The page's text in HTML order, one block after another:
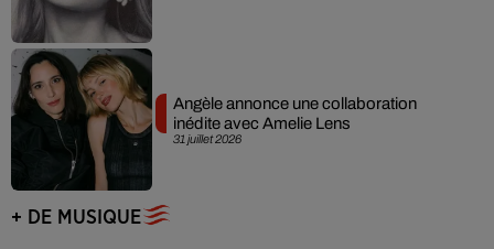
31 juillet 2026
Angèle annonce une collaboration
inédite avec Amelie Lens
+ DE MUSIQUE